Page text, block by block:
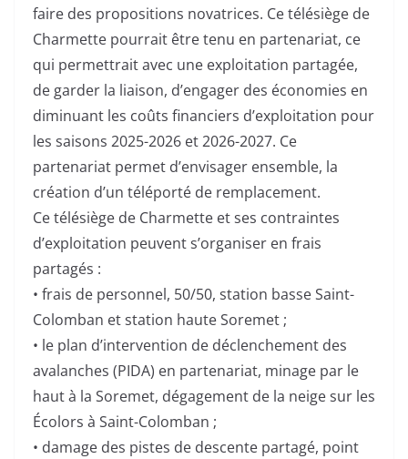
faire des propositions novatrices. Ce télésiège de
Charmette pourrait être tenu en partenariat, ce
qui permettrait avec une exploitation partagée,
de garder la liaison, d’engager des économies en
diminuant les coûts financiers d’exploitation pour
les saisons 2025-2026 et 2026-2027. Ce
partenariat permet d’envisager ensemble, la
création d’un téléporté de remplacement.
Ce télésiège de Charmette et ses contraintes
d’exploitation peuvent s’organiser en frais
partagés :
• frais de personnel, 50/50, station basse Saint-
Colomban et station haute Soremet ;
• le plan d’intervention de déclenchement des
avalanches (PIDA) en partenariat, minage par le
haut à la Soremet, dégagement de la neige sur les
Écolors à Saint-Colomban ;
• damage des pistes de descente partagé, point